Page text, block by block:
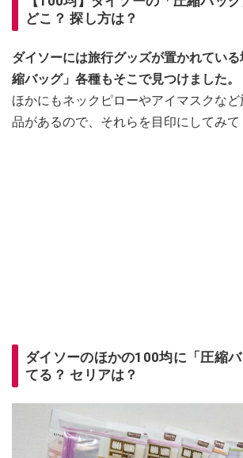
どこ？ 探し方は？
ダイソーには旅行グッズが置かれてい
縮バッグ」各種もそこで見つけました。
ほかにもネックピローやアイマスクな
品があるので、それらを目印にしてみて
ダイソーのほかの100均に「圧縮
てる？ セリアは？